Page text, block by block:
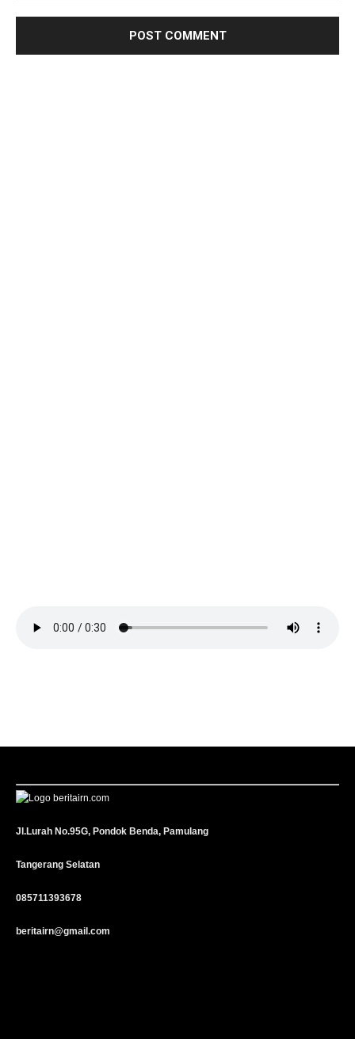
Jl.Lurah No.95G, Pondok Benda, Pamulang
Tangerang Selatan
085711393678
beritairn@gmail.com